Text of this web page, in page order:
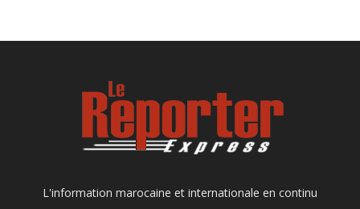
L'information marocaine et internationale en continu